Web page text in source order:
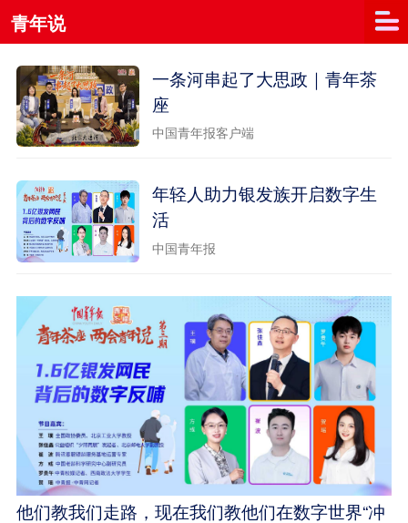
青年说
一条河串起了大思政｜青年茶
座
中国青年报客户端
​年轻人助力银发族开启数字生
活
中国青年报
他们教我们走路，现在我们教他们在数字世界“冲